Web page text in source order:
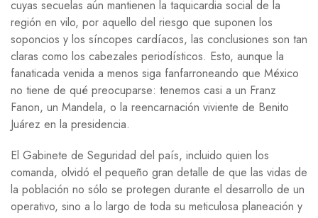
cuyas secuelas aún mantienen la taquicardia social de la
región en vilo, por aquello del riesgo que suponen los
soponcios y los síncopes cardíacos, las conclusiones son tan
claras como los cabezales periodísticos. Esto, aunque la
fanaticada venida a menos siga fanfarroneando que México
no tiene de qué preocuparse: tenemos casi a un Franz
Fanon, un Mandela, o la reencarnación viviente de Benito
Juárez en la presidencia.
El Gabinete de Seguridad del país, incluido quien los
comanda, olvidó el pequeño gran detalle de que las vidas de
la población no sólo se protegen durante el desarrollo de un
operativo, sino a lo largo de toda su meticulosa planeación y